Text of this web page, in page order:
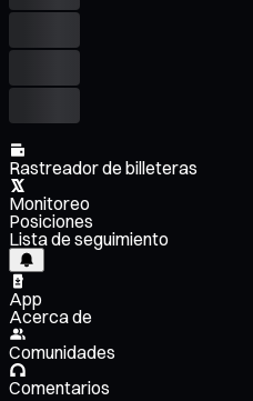
Rastreador de billeteras
Monitoreo
Posiciones
Lista de seguimiento
App
Acerca de
Comunidades
Comentarios